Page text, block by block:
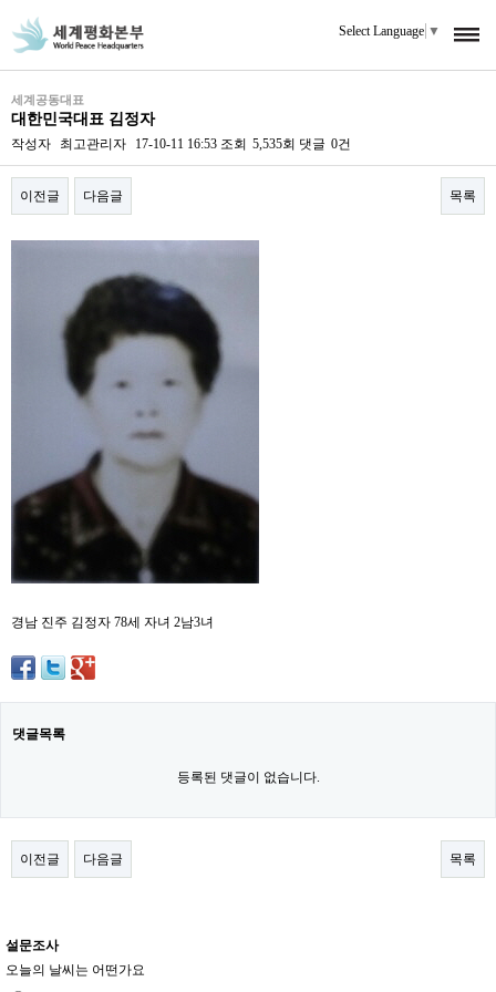
Select Language ▼
세계공동대표
대한민국대표 김정자
작성자 최고관리자 17-10-11 16:53 조회 5,535회 댓글 0건
이전글 다음글 목록
경남 진주 김정자 78세 자녀 2남3녀
댓글목록
등록된 댓글이 없습니다.
이전글 다음글 목록
설문조사
오늘의 날씨는 어떤가요